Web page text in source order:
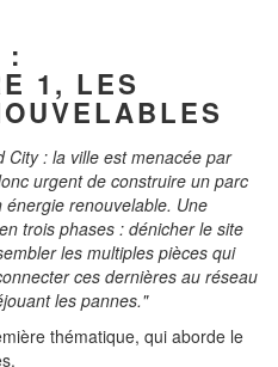
:
1, LES
City : la ville est menacée par
urgent de construire un parc
renouvelable. Une
trois phases : dénicher le site
les multiples pièces qui
ces dernières au réseau
les pannes."
thématique, qui aborde le